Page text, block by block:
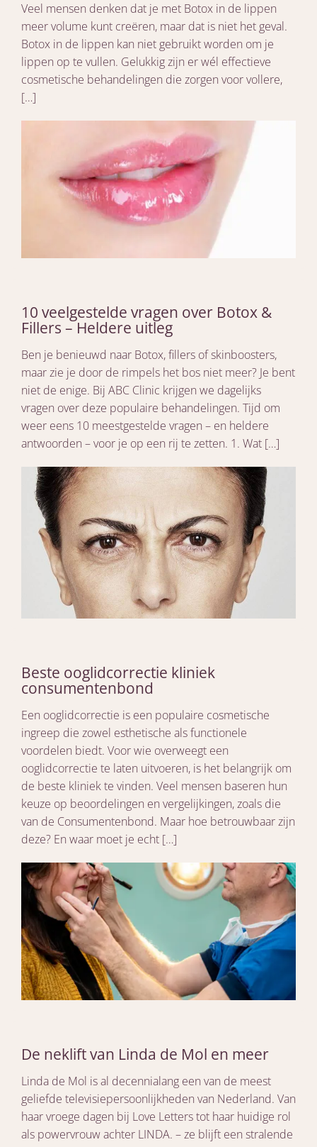
Veel mensen denken dat je met Botox in de lippen
meer volume kunt creëren, maar dat is niet het geval.
Botox in de lippen kan niet gebruikt worden om je
lippen op te vullen. Gelukkig zijn er wél effectieve
cosmetische behandelingen die zorgen voor vollere,
[…]
10 veelgestelde vragen over Botox &
Fillers – Heldere uitleg
Ben je benieuwd naar Botox, fillers of skinboosters,
maar zie je door de rimpels het bos niet meer? Je bent
niet de enige. Bij ABC Clinic krijgen we dagelijks
vragen over deze populaire behandelingen. Tijd om
weer eens 10 meestgestelde vragen – en heldere
antwoorden – voor je op een rij te zetten. 1. Wat […]
Beste ooglidcorrectie kliniek
consumentenbond
Een ooglidcorrectie is een populaire cosmetische
ingreep die zowel esthetische als functionele
voordelen biedt. Voor wie overweegt een
ooglidcorrectie te laten uitvoeren, is het belangrijk om
de beste kliniek te vinden. Veel mensen baseren hun
keuze op beoordelingen en vergelijkingen, zoals die
van de Consumentenbond. Maar hoe betrouwbaar zijn
deze? En waar moet je echt […]
De neklift van Linda de Mol en meer
Linda de Mol is al decennialang een van de meest
geliefde televisiepersoonlijkheden van Nederland. Van
haar vroege dagen bij Love Letters tot haar huidige rol
als powervrouw achter LINDA. – ze blijft een stralende